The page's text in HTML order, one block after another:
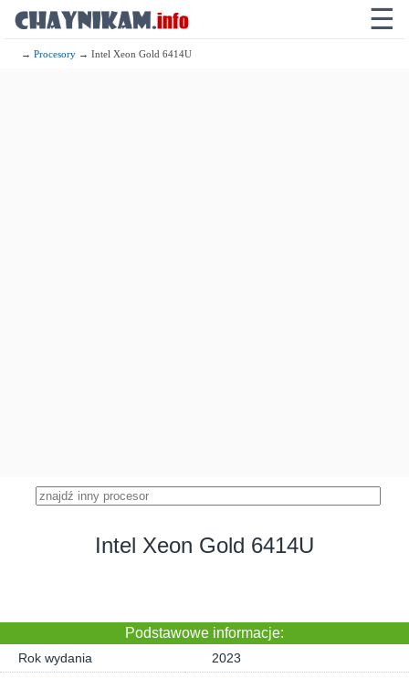
☰
→Procesory → Intel Xeon Gold 6414U
Intel Xeon Gold 6414U
Podstawowe informacje:
Rok wydania
2023